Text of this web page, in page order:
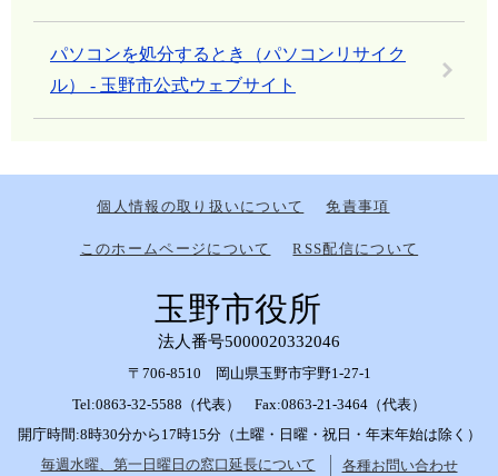
パソコンを処分するとき（パソコンリサイク
ル） - 玉野市公式ウェブサイト
個人情報の取り扱いについて 免責事項
このホームページについて RSS配信について
玉野市役所
法人番号5000020332046
〒706-8510 岡山県玉野市宇野1-27-1
Tel:0863-32-5588（代表） Fax:0863-21-3464（代表）
開庁時間:8時30分から17時15分（土曜・日曜・祝日・年末年始は除く）
毎週水曜、第一日曜日の窓口延長について
各種お問い合わせ